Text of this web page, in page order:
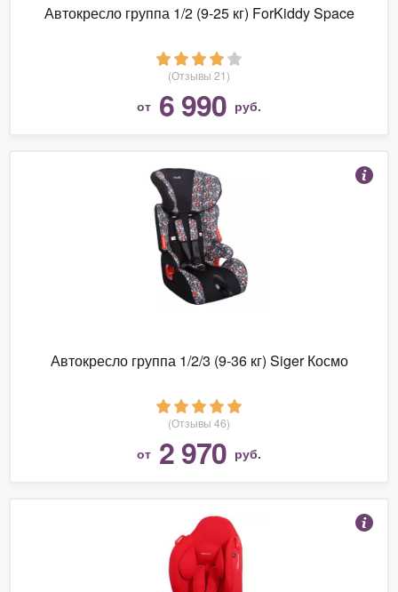
Автокресло группа 1/2 (9-25 кг) ForKiddy Space
(Отзывы 21)
от 6 990 руб.
Автокресло группа 1/2/3 (9-36 кг) Siger Космо
(Отзывы 46)
от 2 970 руб.